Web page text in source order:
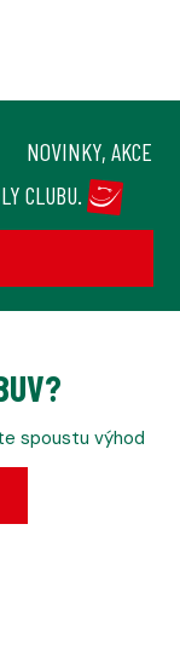
NOVINKY, AKCE
CLUBU.
spoustu výhod